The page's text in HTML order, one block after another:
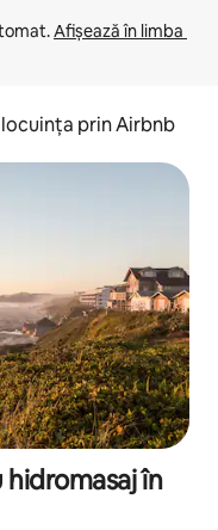
Afișează în limba
prin Airbnb
în